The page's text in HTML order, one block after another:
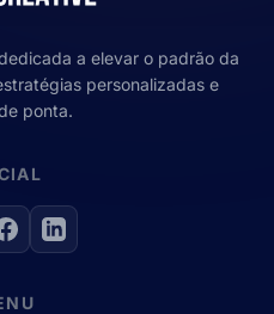
a elevar o padrão da
personalizadas e
ponta.